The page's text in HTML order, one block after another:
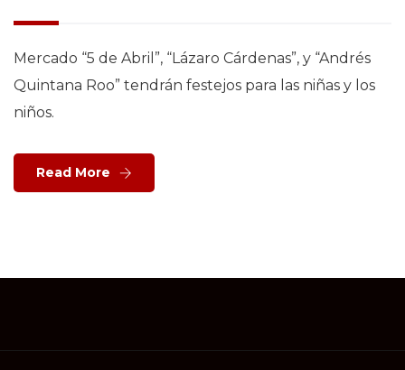
Mercado “5 de Abril”, “Lázaro Cárdenas”, y “Andrés
Quintana Roo” tendrán festejos para las niñas y los
niños.
Read More